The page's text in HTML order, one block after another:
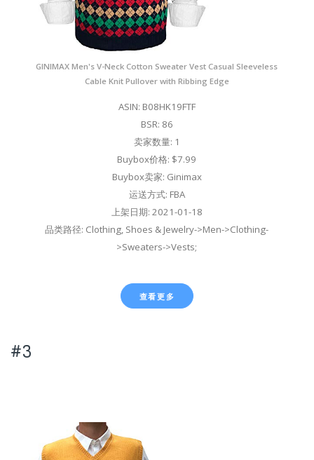
GINIMAX Men's V-Neck Cotton Sweater Vest Casual Sleeveless
Cable Knit Pullover with Ribbing Edge
ASIN: B08HK19FTF
BSR: 86
卖家数量: 1
Buybox价格: $7.99
Buybox卖家: Ginimax
运送方式: FBA
上架日期: 2021-01-18
品类路径: Clothing, Shoes & Jewelry->Men->Clothing-
>Sweaters->Vests;
查看更多
#3